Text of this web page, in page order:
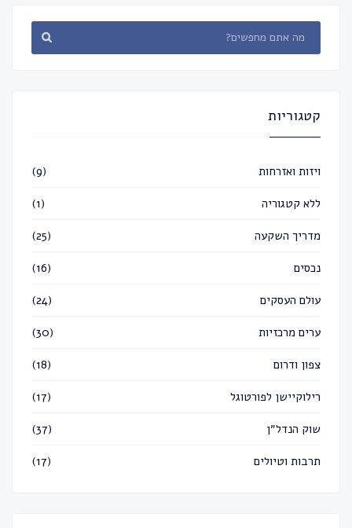
קטגוריות
ויזות ואזרחות (9)
ללא קטגוריה (1)
מדריך השקעה (25)
נכסים (16)
עולם העסקים (24)
ערים מרכזיות (30)
צפון ודרום (18)
רילוקיישן לפורטוגל (17)
שוק הנדל״ן (37)
תרבות וטיולים (17)